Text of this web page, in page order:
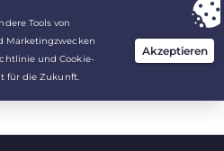
für 3.3333333333333 Jahre zu $
Monat